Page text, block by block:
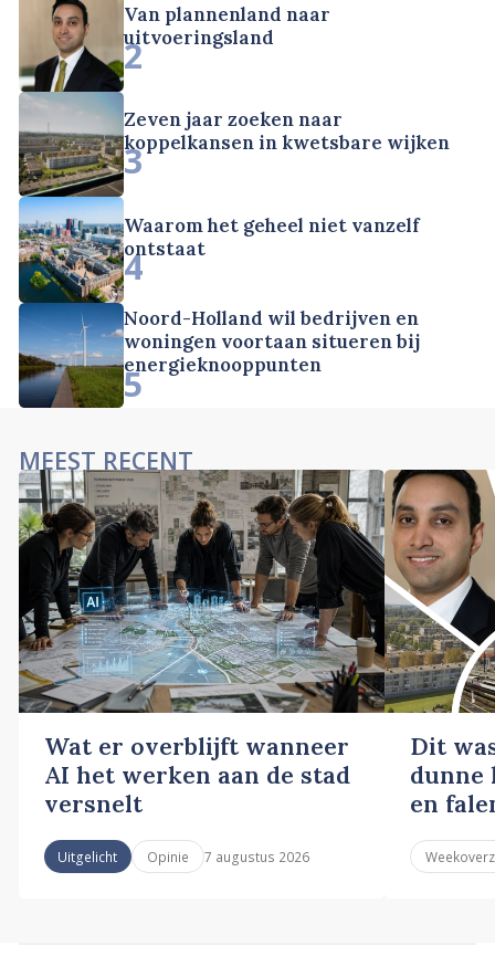
Van plannenland naar
uitvoeringsland
2
Zeven jaar zoeken naar
koppelkansen in kwetsbare wijken
3
Waarom het geheel niet vanzelf
ontstaat
4
Noord-Holland wil bedrijven en
woningen voortaan situeren bij
energieknooppunten
5
MEEST RECENT
Wat er overblijft wanneer
AI het werken aan de stad
versnelt
Uitgelicht Opinie 7 augustus 2026
Dit
dunne
en